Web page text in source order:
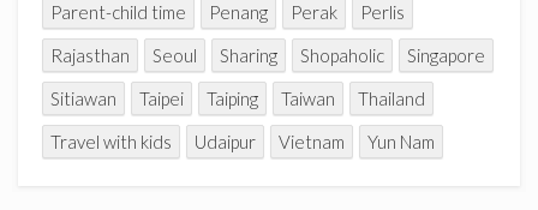
Parent-child time
Penang Perak
Perlis
Rajasthan
Seoul Sharing Shopaholic
Singapore
Sitiawan
Taipei Taiping Taiwan
Thailand
Travel with kids
Udaipur Vietnam Yun Nam